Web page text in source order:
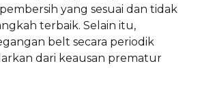
yang sesuai dan tidak
terbaik. Selain itu,
belt secara periodik
dari keausan prematur